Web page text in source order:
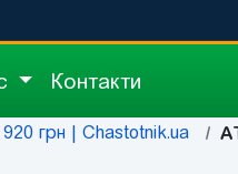
Контакти
грн | Chastotnik.ua